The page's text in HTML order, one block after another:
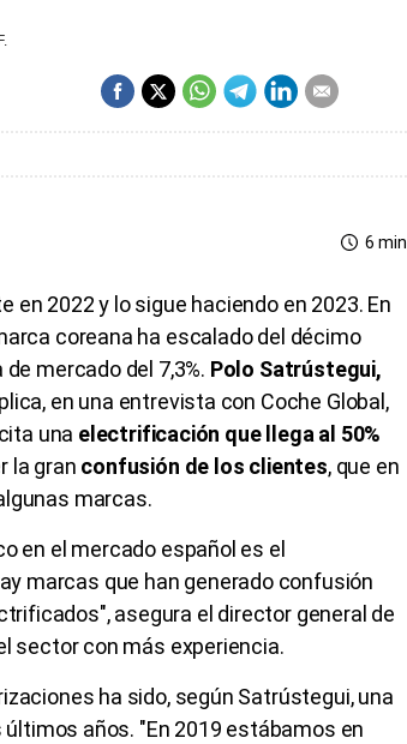
6 min
2022 y lo sigue haciendo en 2023. En
coreana ha escalado del décimo
mercado del 7,3%. Polo Satrústegui,
en una entrevista con Coche Global,
una electrificación que llega al 50%
la gran confusión de los clientes, que en
marcas.
en el mercado español es el
marcas que han generado confusión
asegura el director general de
sector con más experiencia.
ha sido, según Satrústegui, una
años. "En 2019 estábamos en